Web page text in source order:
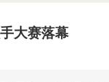
大赛落幕